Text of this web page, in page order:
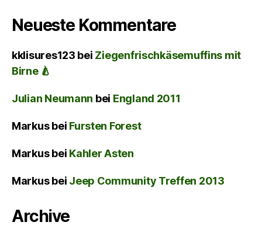
Neueste Kommentare
kklisures123 bei Ziegenfrischkäsemuffins mit
Birne 🍐
Julian Neumann bei England 2011
Markusbei Fursten Forest
Markusbei Kahler Asten
Markusbei Jeep Community Treffen 2013
Archive